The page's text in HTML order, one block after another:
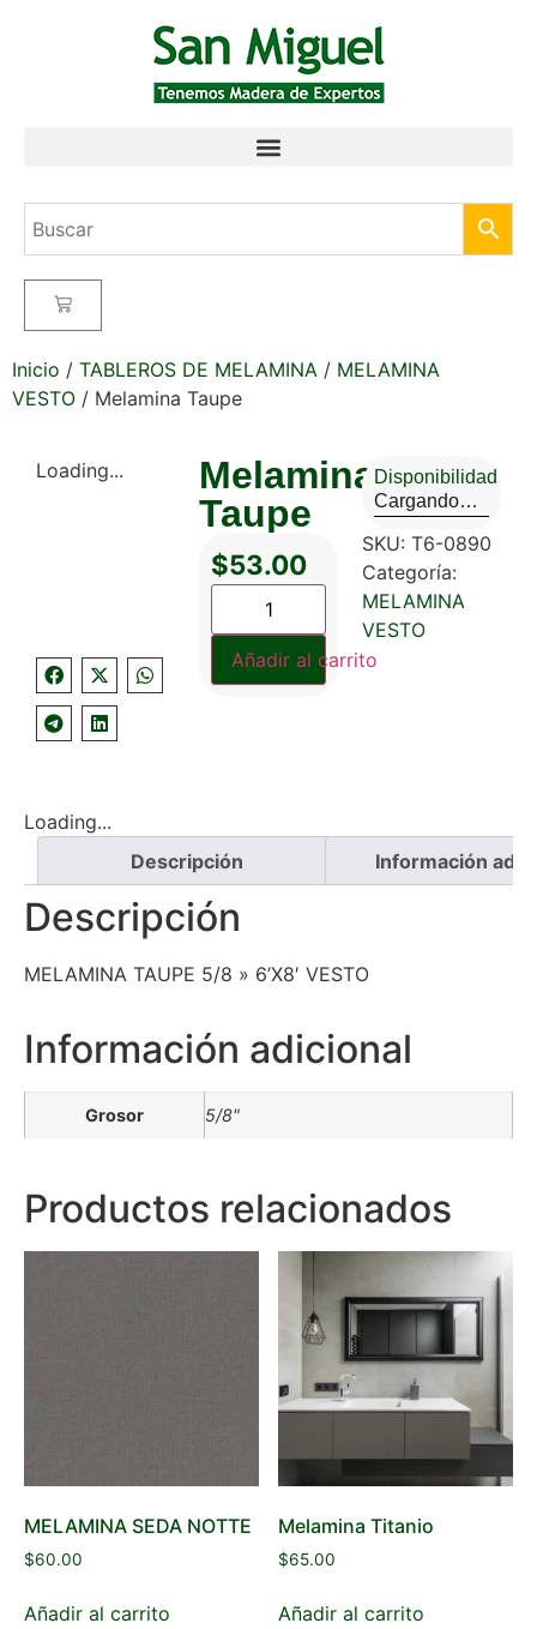
Inicio / TABLEROS DE MELAMINA / MELAMINA
VESTO / Melamina Taupe
Loading...
Melamina
Taupe
$53.00
Añadir al carrito
Disponibilidad
Cargando…
SKU: T6-0890
Categoría:
MELAMINA
VESTO
Loading...
Descripción
Información
Descripción
MELAMINA TAUPE 5/8 » 6’X8′ VESTO
Información adicional
Grosor 5/8"
Productos relacionados
MELAMINA SEDA NOTTE
$60.00
Añadir al carrito
Melamina Titanio
$65.00
Añadir al carrito